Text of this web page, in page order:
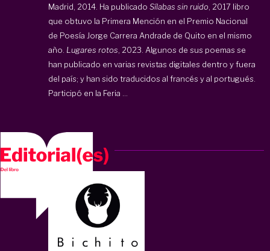
Madrid, 2014. Ha publicado Sílabas sin ruido , 2017 libro
que obtuvo la Primera Mención en el Premio Nacional
de Poesía Jorge Carrera Andrade de Quito en el mismo
año. Lugares rotos , 2023. Algunos de sus poemas se
han publicado en varias revistas digitales dentro y fuera
del país; y han sido traducidos al francés y al portugués.
Participó en la Feria ...